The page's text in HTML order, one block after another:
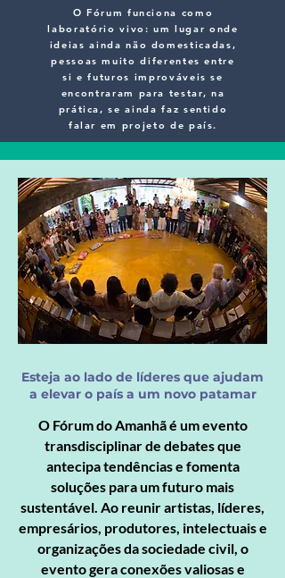
O Fórum funciona como
laboratório vivo: um lugar onde
ideias ainda não domesticadas,
pessoas muito diferentes entre
si e futuros improváveis se
encontraram para testar, na
prática, se ainda faz sentido
falar em projeto de país.
Esteja ao lado de líderes que ajudam
a elevar o país a um novo patamar
O Fórum do Amanhã é um evento
transdisciplinar de debates que
antecipa tendências e fomenta
soluções para um futuro mais
sustentável. Ao reunir artistas, líderes,
empresários, produtores, intelectuais e
organizações da sociedade civil, o
evento gera conexões valiosas e